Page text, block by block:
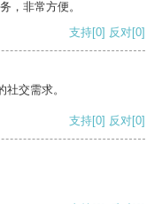
，非常方便。
支持[0] 反对[0]
交需求。
支持[0] 反对[0]